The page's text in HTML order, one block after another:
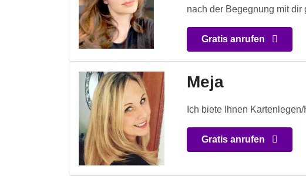
nach der Begegnung mit dir
Gratis anrufen
Meja
Ich biete Ihnen
Gratis anrufen